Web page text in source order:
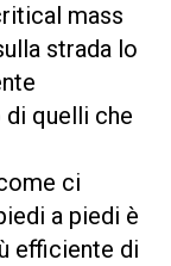
mass
strada lo
quelli che
ci
a piedi è
efficiente di